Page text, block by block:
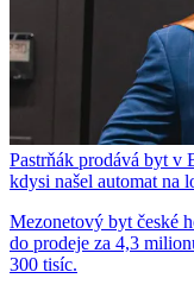
Pastrňák prodává byt v
kdysi našel automat na
Mezonetový byt české
do prodeje za 4,3
300 tisíc.